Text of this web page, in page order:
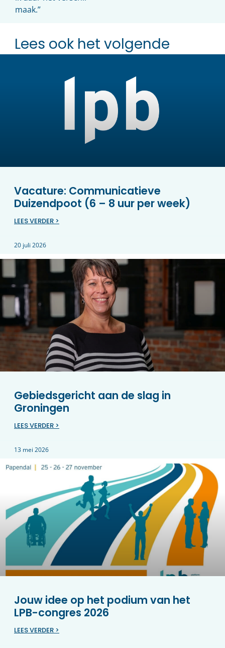
maak.”
Lees ook het volgende
Vacature: Communicatieve
Duizendpoot (6 – 8 uur per week)
LEES VERDER >
20 juli 2026
Gebiedsgericht aan de slag in
Groningen
LEES VERDER >
13 mei 2026
Jouw idee op het podium van het
LPB-congres 2026
LEES VERDER >